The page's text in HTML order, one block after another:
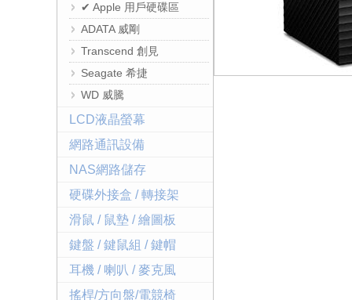
✔ Apple 用戶硬碟區
ADATA 威剛
Transcend 創見
Seagate 希捷
WD 威騰
LCD液晶螢幕
網路通訊設備
NAS網路儲存
硬碟外接盒 / 轉接架
滑鼠 / 鼠墊 / 繪圖板
鍵盤 / 鍵鼠組 / 鍵帽
耳機 / 喇叭 / 麥克風
搖桿/方向盤/電競椅